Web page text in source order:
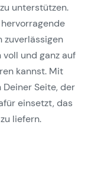
unterstützen.
zuverlässigen
und ganz auf
kannst. Mit
Seite, der
einsetzt, das
liefern.